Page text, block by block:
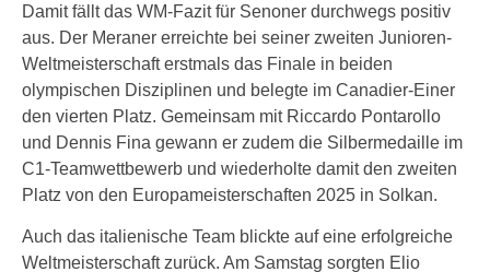
Damit fällt das WM-Fazit für Senoner durchwegs positiv
aus. Der Meraner erreichte bei seiner zweiten Junioren-
Weltmeisterschaft erstmals das Finale in beiden
olympischen Disziplinen und belegte im Canadier-Einer
den vierten Platz. Gemeinsam mit Riccardo Pontarollo
und Dennis Fina gewann er zudem die Silbermedaille im
C1-Teamwettbewerb und wiederholte damit den zweiten
Platz von den Europameisterschaften 2025 in Solkan.
Auch das italienische Team blickte auf eine erfolgreiche
Weltmeisterschaft zurück. Am Samstag sorgten Elio